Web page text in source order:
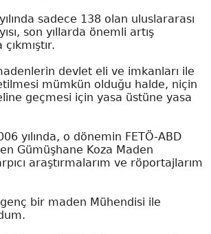
sadece 138 olan uluslararası
son yıllarda önemli artış
devlet eli ve imkanları ile
mümkün olduğu halde, niçin
geçmesi için yasa üstüne yasa
yılında, o dönemin FETÖ-ABD
Gümüşhane Koza Maden
araştırmalarım ve röportajlarım
bir maden Mühendisi ile